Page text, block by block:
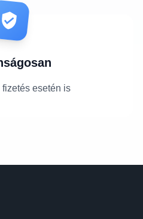
fizetés esetén is